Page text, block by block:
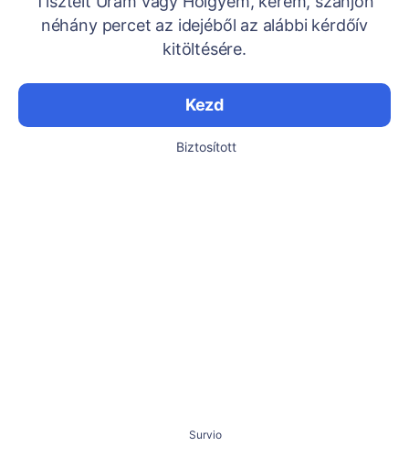
néhány percet az idejéből az alábbi kérdőív
kitöltésére.
Kezd
Biztosított
Survio